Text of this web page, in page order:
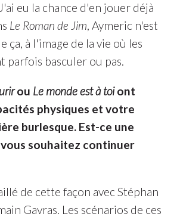
eu la chance d'en jouer déjà
Le Roman de Jim, Aymeric n'est
ça, à l'image de la vie où les
parfois basculer ou pas.
ou Le monde est à toiont
physiques et votre
burlesque. Est-ce une
souhaitez continuer
de cette façon avec Stéphan
Gavras. Les scénarios de ces